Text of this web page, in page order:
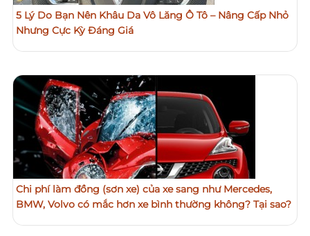
5 Lý Do Bạn Nên Khâu Da Vô Lăng Ô Tô – Nâng Cấp Nhỏ
Nhưng Cực Kỳ Đáng Giá
Chi phí làm đồng (sơn xe) của xe sang như Mercedes,
BMW, Volvo có mắc hơn xe bình thường không? Tại sao?